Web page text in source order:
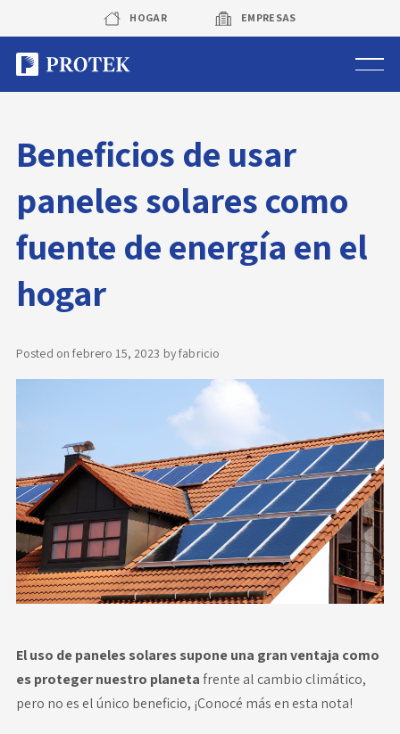
content
HOGAR EMPRESAS
Sistema de cámaras
Rastreo vehicular GPS
Protek Personas
Sobre Protek
Trabaja con nosotros
Faq
Contacto
Área de clientes
Beneficios de usar
paneles solares como
fuente de energía en el
hogar
Posted onfebrero 15, 2023 byfabricio
El uso de paneles solares supone una gran ventaja como
es proteger nuestro planetafrente al cambio climático,
pero no es el único beneficio, ¡Conocé más en esta nota!